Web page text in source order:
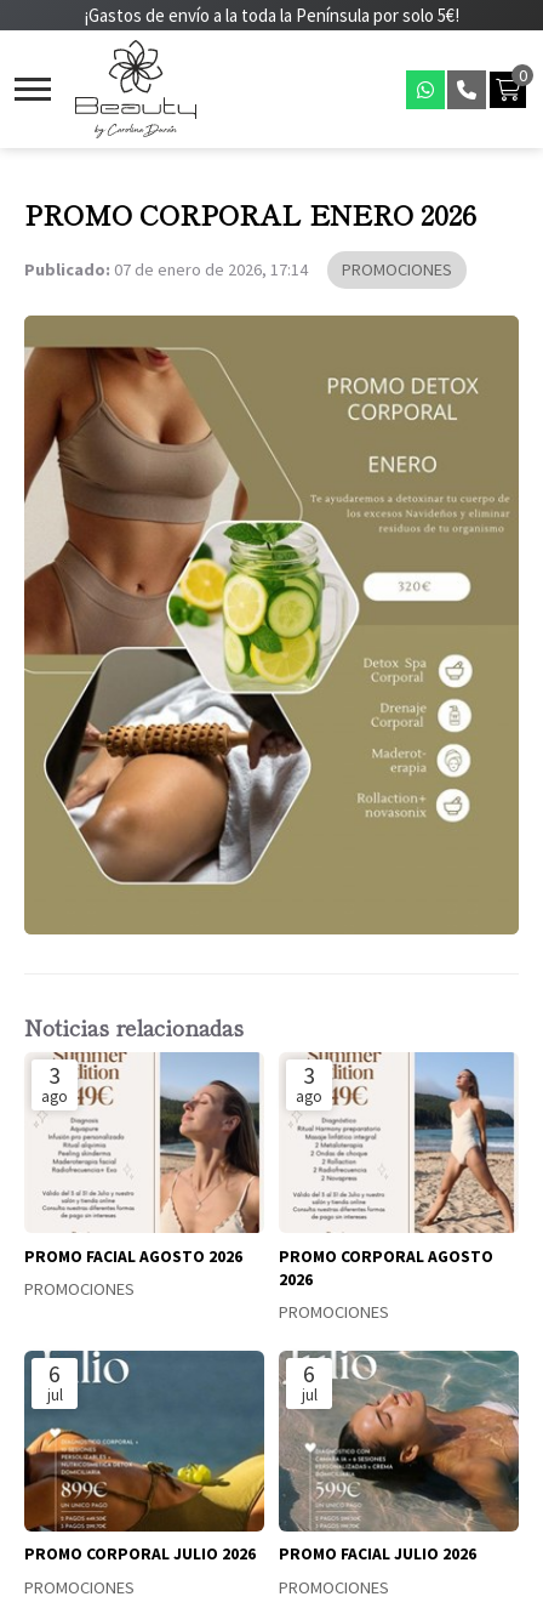
¡Gastos de envío a la toda la Península por solo 5€!
0
PROMO CORPORAL ENERO 2026
Publicado: 07 de enero de 2026, 17:14 PROMOCIONES
Noticias relacionadas
3
ago
PROMO FACIAL AGOSTO 2026
PROMOCIONES
3
ago
PROMO CORPORAL AGOSTO
2026
PROMOCIONES
6
jul
PROMO CORPORAL JULIO 2026
PROMOCIONES
6
jul
PROMO FACIAL JULIO 2026
PROMOCIONES